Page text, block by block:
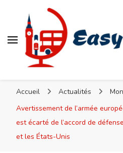
Accueil Actualités
Avertissement de l’armée
est écarté de l’accord de
et les États-Unis